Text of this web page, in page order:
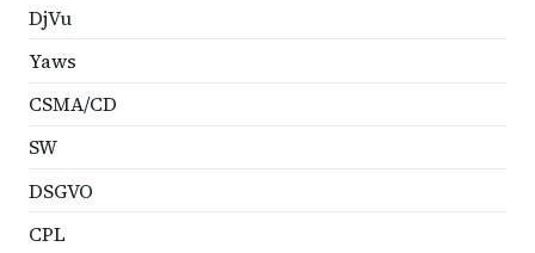
DjVu
Yaws
CSMA/CD
SW
DSGVO
CPL